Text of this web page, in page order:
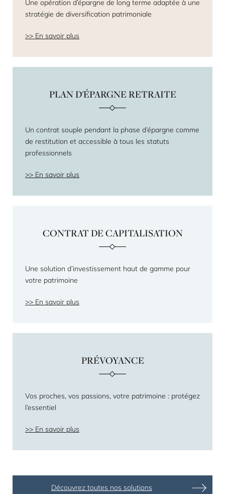
Une opération d’épargne de long terme adaptée à une
stratégie de diversification patrimoniale
En savoir plus
PLAN D'ÉPARGNE RETRAITE
Un contrat souple pendant la phase d’épargne comme
de restitution et accessible à tous les statuts
professionnels
En savoir plus
CONTRAT DE CAPITALISATION
Une solution d’investissement haut de gamme pour
votre patrimoine
En savoir plus
PRÉVOYANCE
Vos proches, vos passions, votre patrimoine : protégez
l’essentiel
En savoir plus
Découvrez toutes nos solutions